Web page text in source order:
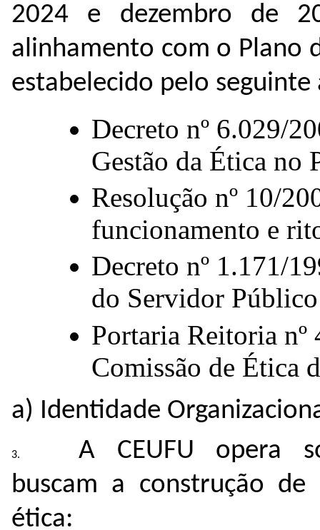
2024 e dezembro de
alinhamento com o Plano
estabelecido pelo
Decreto nº 6.029/
Gestão da Ética no
Resolução nº 10/
funcionamento e
Decreto nº 1.171/
do Servidor
Portaria Reitoria
Comissão de Ética
a) Identidade
A CEUFU opera
buscam a construção
ética: